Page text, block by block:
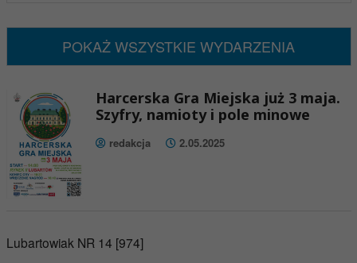
POKAŻ WSZYSTKIE WYDARZENIA
Harcerska Gra Miejska już 3 maja.
Szyfry, namioty i pole minowe
redakcja 2.05.2025
Lubartowiak NR 14 [974]